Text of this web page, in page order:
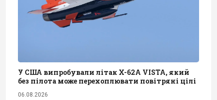
У США випробували літак X-62A VISTA, який
без пілота може перехоплювати повітряні цілі
06.08.2026